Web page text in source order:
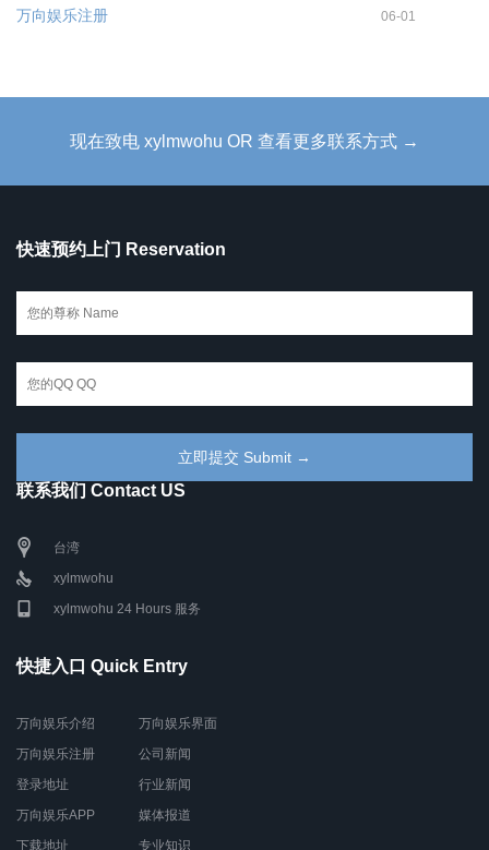
万向娱乐注册 06-01
现在致电 xylmwohu OR 查看更多联系方式 →
快速预约上门 Reservation
联系我们 Contact US
台湾
xylmwohu
xylmwohu 24 Hours 服务
快捷入口 Quick Entry
万向娱乐介绍
万向娱乐注册
登录地址
万向娱乐APP
下载地址
万向娱乐界面
公司新闻
行业新闻
媒体报道
专业知识